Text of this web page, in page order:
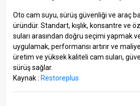
Oto cam suyu, sürüş güvenliği ve araç
üründür. Standart, kışlık, konsantre ve
suları arasından doğru seçimi yapmak
uygulamak, performansı artırır ve
üretim ve yüksek kaliteli cam suları,
sürüş sağlar.
Kaynak : Restoreplus